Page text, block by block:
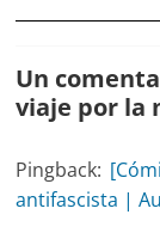
Un
viaje por la
Pingback:
antifascista |